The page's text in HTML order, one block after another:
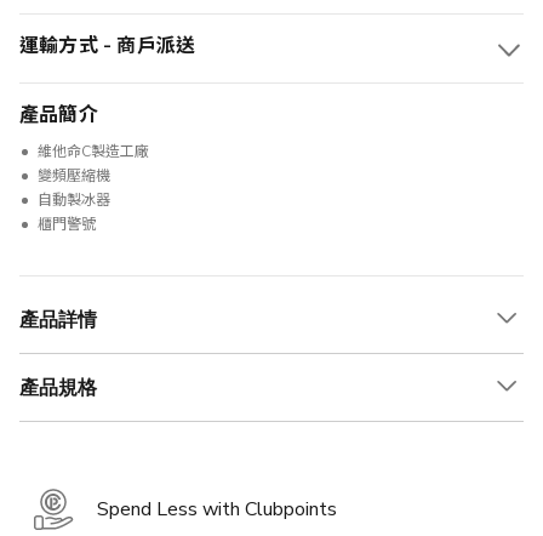
運輸方式 - 商戶派送
產品簡介
維他命C製造工廠
變頻壓縮機
自動製冰器
櫃門警號
產品詳情
產品規格
Spend Less with Clubpoints